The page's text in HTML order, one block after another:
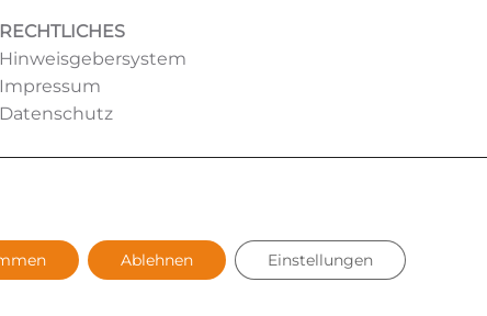
RECHTLICHES
Hinweisgebersystem
Impressum
Datenschutz
(m/w/d) verzichtet. Sämtliche Personenbezeichnungen
Ablehnen Einstellungen